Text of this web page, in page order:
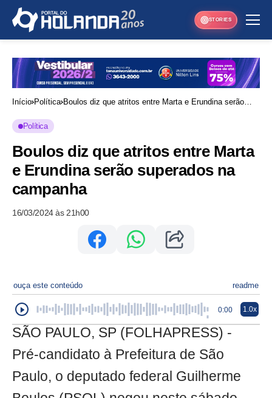
STORIES
Início Política Boulos diz que atritos entre Marta e Erundina serão
Política
Boulos diz que atritos entre Marta
e Erundina serão superados na
campanha
16/03/2024 às 21h00
ouça este conteúdo readme
0:00 1.0x
SÃO PAULO, SP (FOLHAPRESS) -
Pré-candidato à Prefeitura de São
Paulo, o deputado federal Guilherme